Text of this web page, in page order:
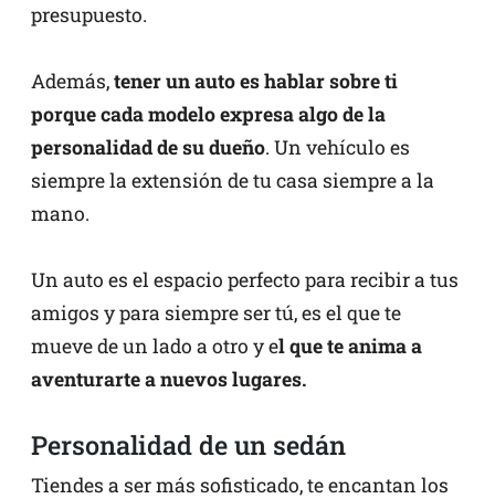
presupuesto.
Además,tener un auto es hablar sobre ti
porque cada modelo expresa algo de la
personalidad de su dueño. Un vehículo es
siempre la extensión de tu casa siempre a la
mano.
Un auto es el espacio perfecto para recibir a tus
amigos y para siempre ser tú, es el que te
mueve de un lado a otro y el que te anima a
aventurarte a nuevos lugares.
Personalidad de un sedán
Tiendes a ser más sofisticado, te encantan los